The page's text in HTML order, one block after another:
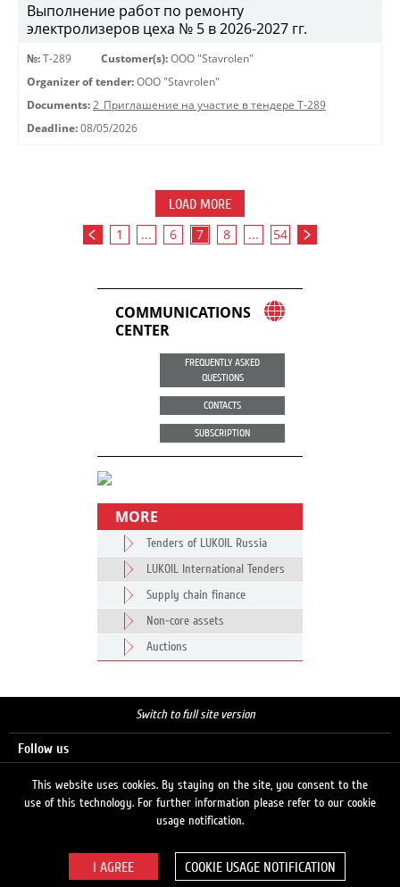
Выполнение работ по ремонту
электролизеров цеха № 5 в 2026-2027 гг.
№: Т-289 Customer(s): OOO "Stavrolen"
Organizer of tender: OOO "Stavrolen"
Documents: 2_Приглашение на участие в тендере Т-289
Deadline: 08/05/2026
LOAD MORE
1 ... 6 7 8 ... 54
COMMUNICATIONS
CENTER
FREQUENTLY ASKED
QUESTIONS
CONTACTS
SUBSCRIPTION
MORE
Tenders of LUKOIL Russia
LUKOIL International Tenders
Supply chain finance
Non-core assets
Auctions
Switch to full site version
Follow us
© 2026 LUKOIL
This website uses cookies. By staying on the site, you consent to the
use of this technology. For further information please refer to our cookie
usage notification.
COOKIE USAGE NOTIFICATION